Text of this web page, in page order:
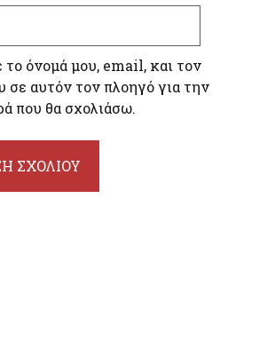
όνομά μου, email, και τον
σε αυτόν τον πλοηγό για την
που θα σχολιάσω.